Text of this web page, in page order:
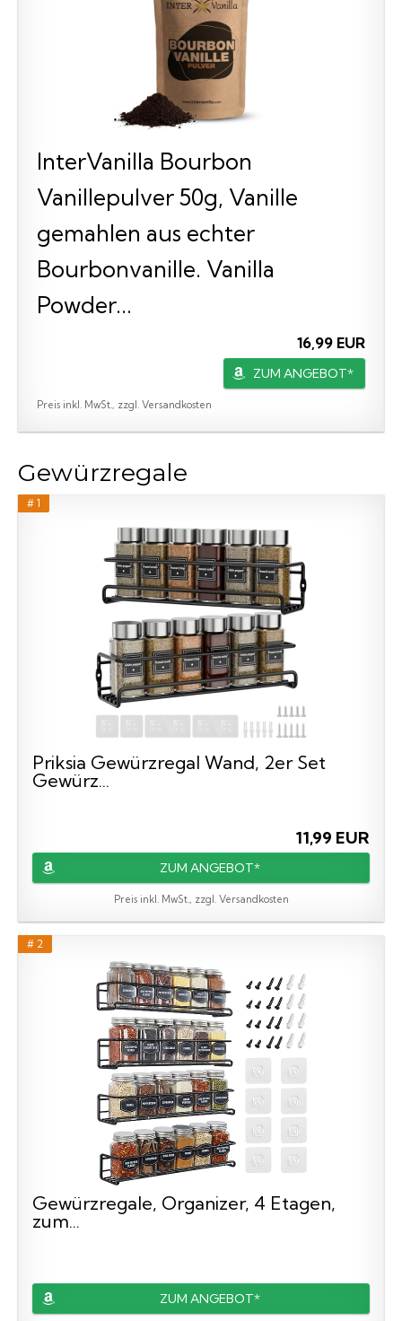
InterVanilla Bourbon
Vanillepulver 50g, Vanille
gemahlen aus echter
Bourbonvanille. Vanilla
Powder...
16,99 EUR
ZUM ANGEBOT*
Preis inkl. MwSt., zzgl. Versandkosten
Gewürzregale
# 1
Priksia Gewürzregal Wand, 2er Set
Gewürz...
11,99 EUR
ZUM ANGEBOT*
Preis inkl. MwSt., zzgl. Versandkosten
# 2
Gewürzregale, Organizer, 4 Etagen,
zum...
ZUM ANGEBOT*